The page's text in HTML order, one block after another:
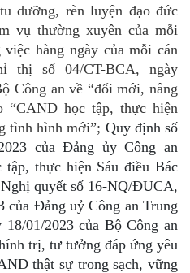
dưỡng, rèn luyện đạo đức
vụ thường xuyên của mỗi
hàng ngày của mỗi cán
thị số 04/CT-BCA, ngày
Công an về “đổi mới, nâng
“CAND học tập, thực hiện
tình hình mới”; Quy định số
của Đảng ủy Công an
thực hiện Sáu điều Bác
quyết số 16-NQ/ĐUCA,
của Đảng uỷ Công an Trung
01/2023 của Bộ Công an
trị, tư tưởng đáp ứng yêu
thật sự trong sạch, vững